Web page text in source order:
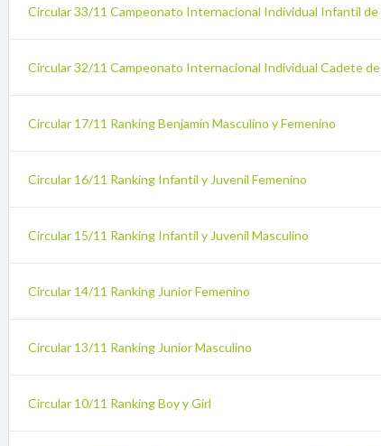
Circular 33/11 Campeonato Internacional Individual Infantil de
Circular 32/11 Campeonato Internacional Individual Cadete
Circular 17/11 Ranking Benjamín Masculino y Femenino
Circular 16/11 Ranking Infantil y Juvenil Femenino
Circular 15/11 Ranking Infantil y Juvenil Masculino
Circular 14/11 Ranking Junior Femenino
Circular 13/11 Ranking Junior Masculino
Circular 10/11 Ranking Boy y Girl